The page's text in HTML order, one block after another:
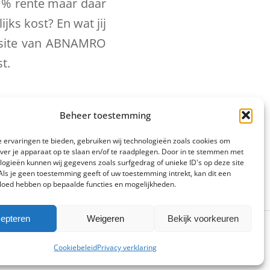
Beheer toestemming
ervaringen te bieden, gebruiken wij technologieën zoals cookies om
je apparaat op te slaan en/of te raadplegen. Door in te stemmen met
kunnen wij gegevens zoals surfgedrag of unieke ID's op deze site
je geen toestemming geeft of uw toestemming intrekt, kan dit een
hebben op bepaalde functies en mogelijkheden.
Weigeren Bekijk voorkeuren
CookiebeleidPrivacy verklaring
rente maar daar
kost? En wat jij
van ABNAMRO